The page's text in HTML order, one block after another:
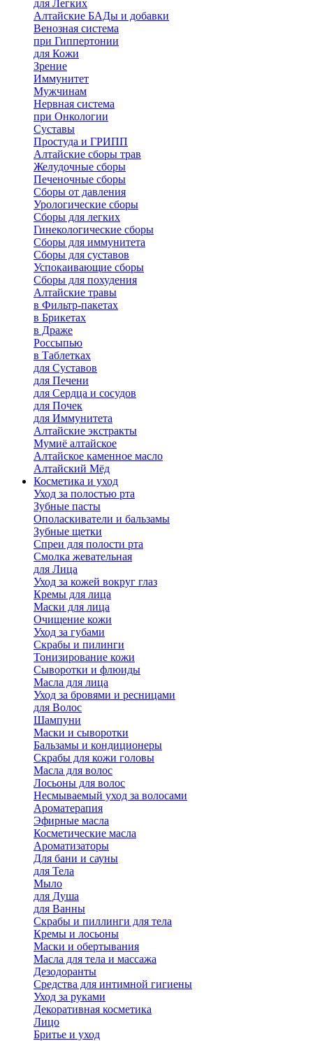
для Легких
Алтайские БАДы и добавки
Венозная система
при Гиппертонии
для Кожи
Зрение
Иммунитет
Мужчинам
Нервная система
при Онкологии
Суставы
Простуда и ГРИПП
Алтайские сборы трав
Желудочные сборы
Печеночные сборы
Сборы от давления
Урологические сборы
Сборы для легких
Гинекологические сборы
Сборы для иммунитета
Сборы для суставов
Успокаивающие сборы
Сборы для похудения
Алтайские травы
в Фильтр-пакетах
в Брикетах
в Драже
Россыпью
в Таблетках
для Cуставов
для Печени
для Сердца и сосудов
для Почек
для Иммунитета
Алтайские экстракты
Мумиё алтайское
Алтайское каменное масло
Алтайский Мёд
Косметика и уход
Уход за полостью рта
Зубные пасты
Ополаскиватели и бальзамы
Зубные щетки
Спреи для полости рта
Смолка жевательная
для Лица
Уход за кожей вокруг глаз
Кремы для лица
Маски для лица
Очищение кожи
Уход за губами
Скрабы и пилинги
Тонизирование кожи
Сыворотки и флюиды
Масла для лица
Уход за бровями и ресницами
для Волос
Шампуни
Маски и сыворотки
Бальзамы и кондиционеры
Скрабы для кожи головы
Масла для волос
Лосьоны для волос
Несмываемый уход за волосами
Ароматерапия
Эфирные масла
Косметические масла
Ароматизаторы
Для бани и сауны
для Тела
Мыло
для Душа
для Ванны
Скрабы и пиллинги для тела
Кремы и лосьоны
Маски и обертывания
Масла для тела и массажа
Дезодоранты
Средства для интимной гигиены
Уход за руками
Декоративная косметика
Лицо
Бритье и уход